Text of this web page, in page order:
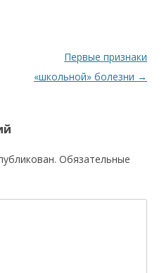
Первые признаки
«школьной» болезни →
Обязательные